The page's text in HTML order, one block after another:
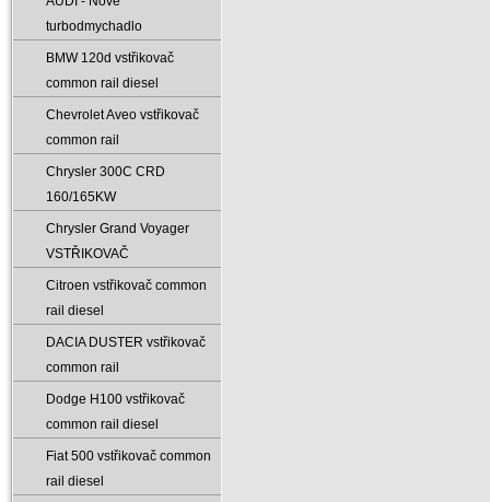
turbodmychadlo
BMW 120d vstřikovač
common rail diesel
Chevrolet Aveo vstřikovač
common rail
Chrysler 300C CRD
160/165KW
Chrysler Grand Voyager
VSTŘIKOVAČ
Citroen vstřikovač common
rail diesel
DACIA DUSTER vstřikovač
common rail
Dodge H100 vstřikovač
common rail diesel
Fiat 500 vstřikovač common
rail diesel